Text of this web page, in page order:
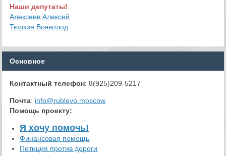
Наши депутаты!
Алексеев Алексей
Тюркин Всеволод
Основное
Контактный телефон: 8(925)209-5217
Почта: info@rublevo.moscow
Помощь проекту:
Я хочу помочь!
Финансовая помощь
Петиция против дороги